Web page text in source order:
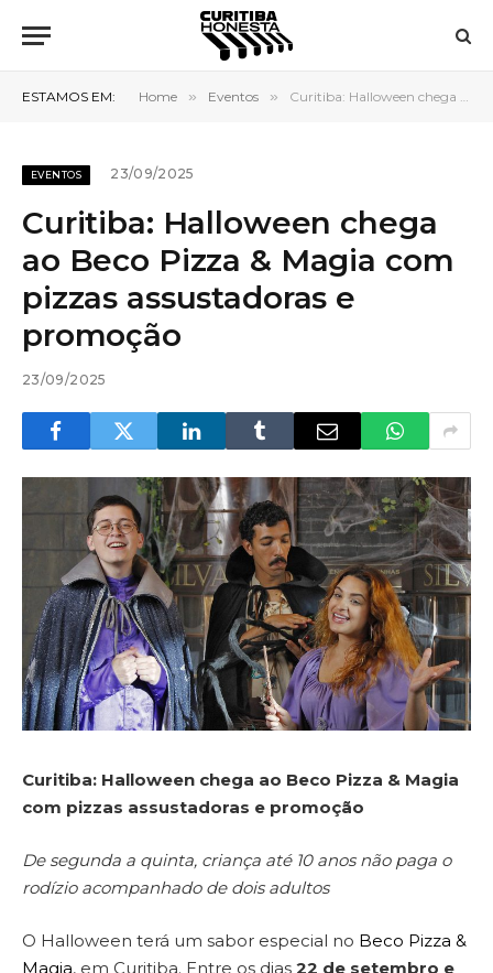
ESTAMOS EM: Home » Eventos » Curitiba: Halloween chega ao Beco Pizza & Magia com pizzas assustadoras e promoção
EVENTOS 23/09/2025
Curitiba: Halloween chega
ao Beco Pizza & Magia com
pizzas assustadoras e
promoção
23/09/2025
Curitiba: Halloween chega ao Beco Pizza & Magia
com pizzas assustadoras e promoção
De segunda a quinta, criança até 10 anos não paga o
rodízio acompanhado de dois adultos
O Halloween terá um sabor especial no Beco Pizza &
Magia, em Curitiba. Entre os dias 22 de setembro e